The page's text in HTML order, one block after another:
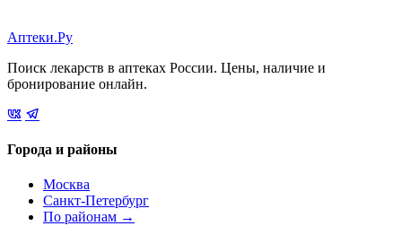
Аптеки.Ру
Поиск лекарств в аптеках России. Цены, наличие и
бронирование онлайн.
Города и районы
Москва
Санкт-Петербург
По районам →